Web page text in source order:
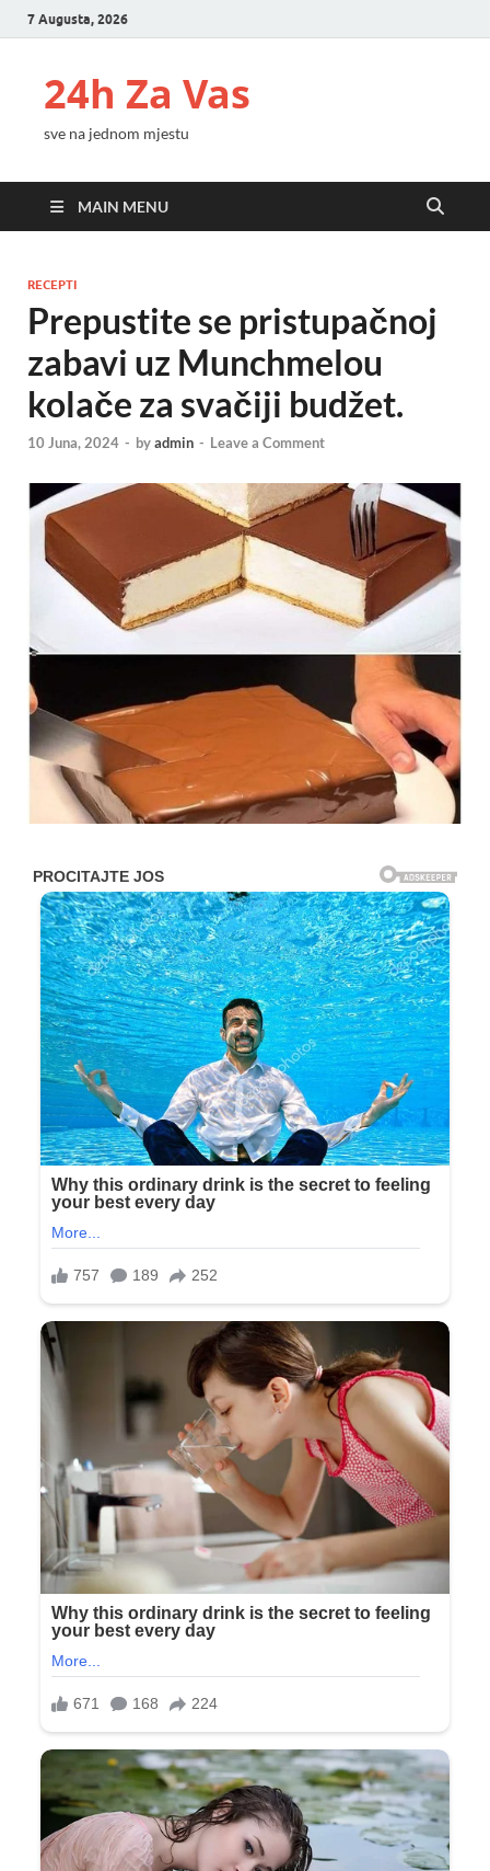
7 Augusta, 2026
24h Za Vas
sve na jednom mjestu
MAIN MENU
RECEPTI
Prepustite se pristupačnoj
zabavi uz Munchmelou
kolače za svačiji budžet.
10 Juna, 2024 - byadmin - Leave a Comment